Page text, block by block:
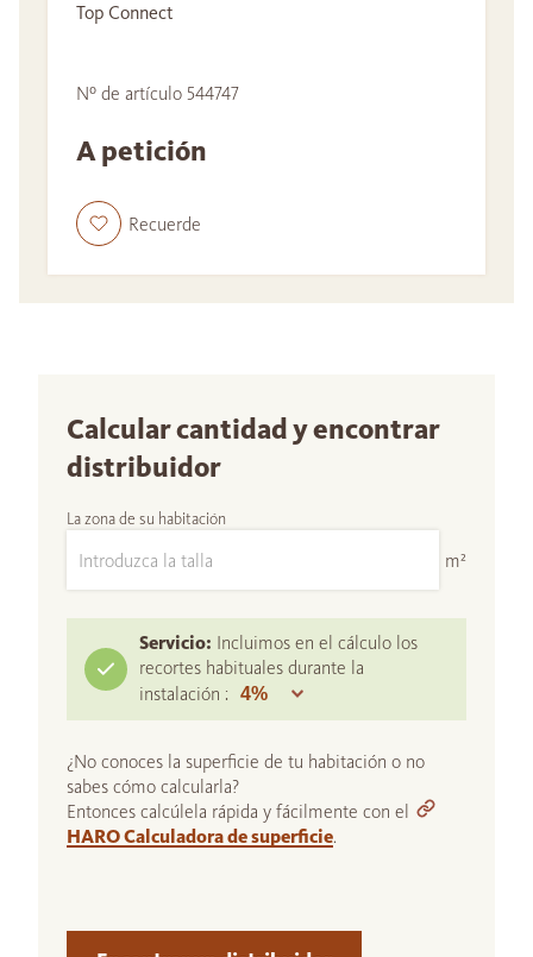
Top Connect
Nº de artículo 544747
A petición
Recuerde
Calcular cantidad y encontrar
distribuidor
La zona de su habitación
m²
Servicio: Incluimos en el cálculo los
recortes habituales durante la
instalación :
¿No conoces la superficie de tu habitación o no
sabes cómo calcularla?
Entonces calcúlela rápida y fácilmente con el
HARO Calculadora de superficie.